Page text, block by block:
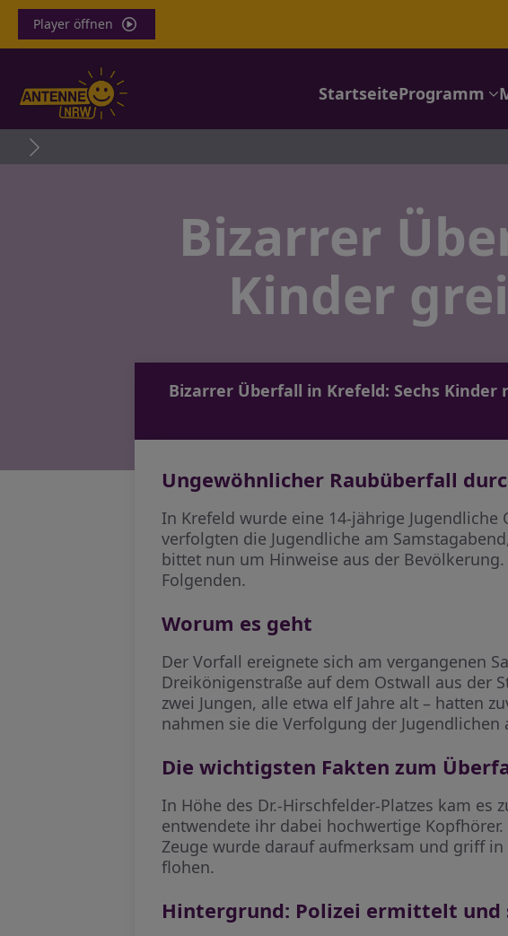
Player öffnen
StartseiteProgramm
Bizarrer
Kinder
Bizarrer Überfall in Krefeld: Sechs
Ungewöhnlicher Raubüberfall
In Krefeld wurde eine 14-jährige
verfolgten die Jugendliche am
bittet nun um Hinweise aus der
Folgenden.
Worum es geht
Der Vorfall ereignete sich am vergangenen
Dreikönigenstraße auf dem Ostwall aus der
zwei Jungen, alle etwa elf Jahre alt – hatten
nahmen sie die Verfolgung der Jugendlichen
Die wichtigsten Fakten zum
In Höhe des Dr.-Hirschfelder-Platzes kam
entwendete ihr dabei hochwertige
Zeuge wurde darauf aufmerksam und griff
flohen.
Hintergrund: Polizei ermittelt und